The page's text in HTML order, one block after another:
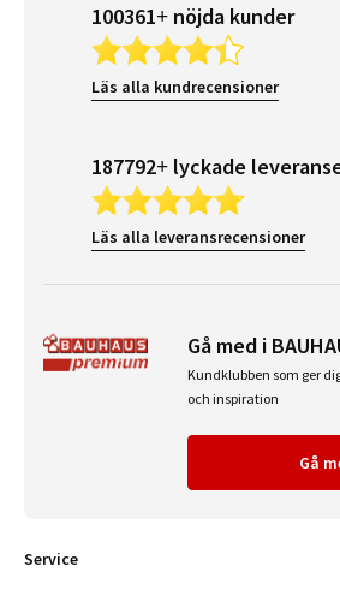
100361+ nöjda kunder
Läs alla kundrecensioner
187792+ lyckade
Läs alla leveransrecensioner
Gå med i
Kundklubben som ger
och inspiration
Gå
Service